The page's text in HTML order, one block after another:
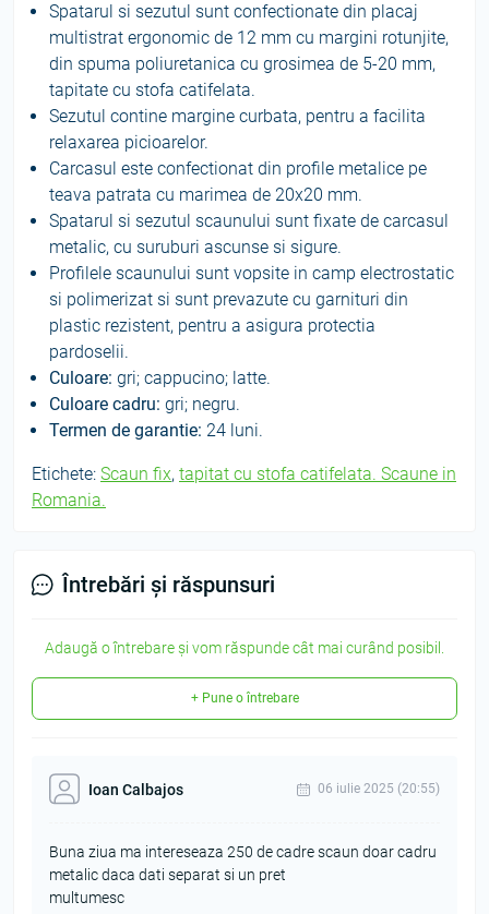
Spatarul si sezutul sunt confectionate din placaj
multistrat ergonomic de 12 mm cu margini rotunjite,
din spuma poliuretanica cu grosimea de 5-20 mm,
tapitate cu stofa catifelata.
Sezutul contine margine curbata, pentru a facilita
relaxarea picioarelor.
Carcasul este confectionat din profile metalice pe
teava patrata cu marimea de 20x20 mm.
Spatarul si sezutul scaunului sunt fixate de carcasul
metalic, cu suruburi ascunse si sigure.
Profilele scaunului sunt vopsite in camp electrostatic
si polimerizat si sunt prevazute cu garnituri din
plastic rezistent, pentru a asigura protectia
pardoselii.
Culoare: gri; cappucino; latte.
Culoare cadru: gri; negru.
Termen de garantie: 24 luni.
Etichete: Scaun fix, tapitat cu stofa catifelata. Scaune in
Romania.
Întrebări și răspunsuri
Adaugă o întrebare și vom răspunde cât mai curând posibil.
+ Pune o întrebare
Ioan Calbajos 06 iulie 2025 (20:55)
Buna ziua ma intereseaza 250 de cadre scaun doar cadru
metalic daca dati separat si un pret
multumesc